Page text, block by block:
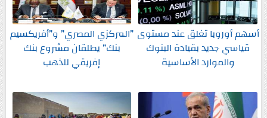
أسهم أوروبا تغلق عند مستوى
قياسي جديد بقيادة البنوك
والموارد الأساسية
”المركزي المصري” و”أفريكسيم
بنك” يطلقان مشروع بنك
إفريقي للذهب